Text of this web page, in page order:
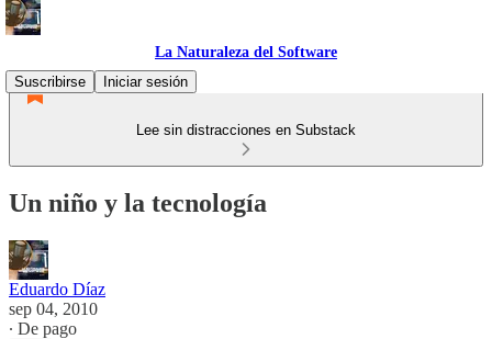
La Naturaleza del Software
Suscribirse
Iniciar sesión
Lee sin distracciones en Substack
Un niño y la tecnología
Eduardo Díaz
sep 04, 2010
∙ De pago